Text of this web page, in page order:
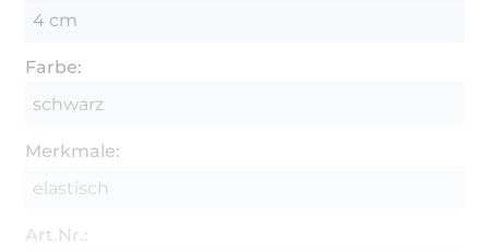
4 cm
Farbe:
schwarz
Merkmale:
elastisch
Art.Nr.: